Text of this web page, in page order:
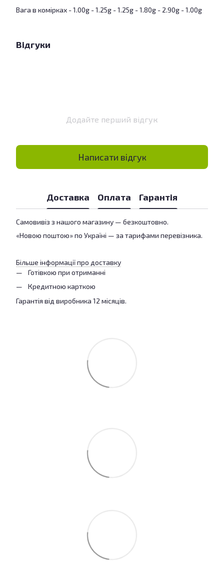
Вага в комірках - 1.00g - 1.25g - 1.25g - 1.80g - 2.90g - 1.00g
Відгуки
Додайте перший відгук
Написати відгук
Доставка Оплата Гарантія
Самовивіз з нашого магазину — безкоштовно.
«Новою поштою» по Україні — за тарифами перевізника.
Більше інформації про доставку
Готівкою при отриманні
Кредитною карткою
Гарантія від виробника 12 місяців.